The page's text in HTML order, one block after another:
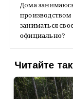
Дома
производством
заниматься
официально?
Читайте